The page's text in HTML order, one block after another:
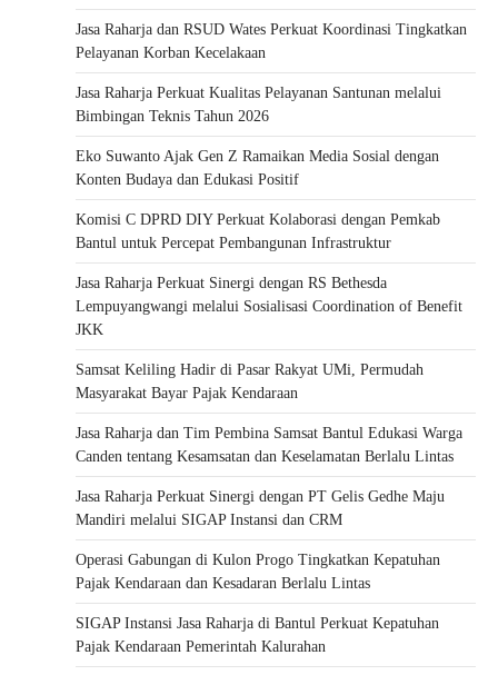
Jasa Raharja dan RSUD Wates Perkuat Koordinasi Tingkatkan
Pelayanan Korban Kecelakaan
Jasa Raharja Perkuat Kualitas Pelayanan Santunan melalui
Bimbingan Teknis Tahun 2026
Eko Suwanto Ajak Gen Z Ramaikan Media Sosial dengan
Konten Budaya dan Edukasi Positif
Komisi C DPRD DIY Perkuat Kolaborasi dengan Pemkab
Bantul untuk Percepat Pembangunan Infrastruktur
Jasa Raharja Perkuat Sinergi dengan RS Bethesda
Lempuyangwangi melalui Sosialisasi Coordination of Benefit
JKK
Samsat Keliling Hadir di Pasar Rakyat UMi, Permudah
Masyarakat Bayar Pajak Kendaraan
Jasa Raharja dan Tim Pembina Samsat Bantul Edukasi Warga
Canden tentang Kesamsatan dan Keselamatan Berlalu Lintas
Jasa Raharja Perkuat Sinergi dengan PT Gelis Gedhe Maju
Mandiri melalui SIGAP Instansi dan CRM
Operasi Gabungan di Kulon Progo Tingkatkan Kepatuhan
Pajak Kendaraan dan Kesadaran Berlalu Lintas
SIGAP Instansi Jasa Raharja di Bantul Perkuat Kepatuhan
Pajak Kendaraan Pemerintah Kalurahan